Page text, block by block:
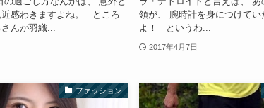
近感わきますよね。 ところ
んが羽織...
領が、 腕時計を身につけてい
よ！ というわ...
2017年4月7日
ファッション